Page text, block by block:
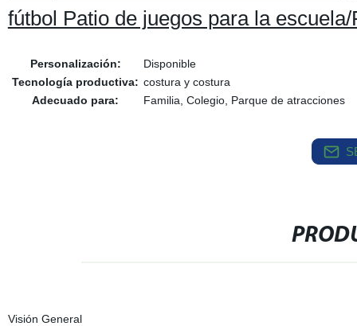
fútbol Patio de juegos para la
Personalización:
Disponible
Tecnología productiva: costura y costura
Adecuado para:
Familia, Colegio, Parque de atracciones
Visión General